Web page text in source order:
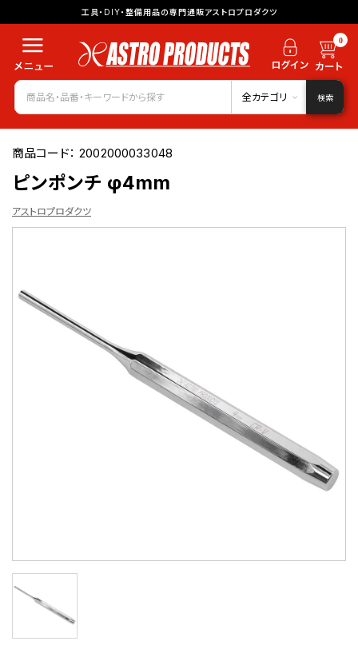
工具・DIY・整備用品の専門通販アストロプロダクツ
0
全カテゴリ 検索
商品コード：2002000033048
ピンポンチ φ4mm
アストロプロダクツ